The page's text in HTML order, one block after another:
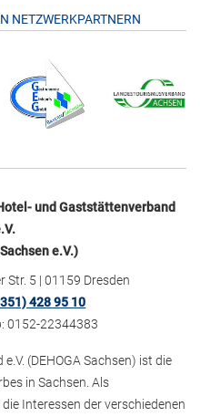
NETZWERKPARTNERN
und Gaststättenverband
e.V.)
Str. 5 | 01159 Dresden
428 95 10
0152-22344383
(DEHOGA Sachsen) ist die
in Sachsen. Als
Interessen der verschiedenen